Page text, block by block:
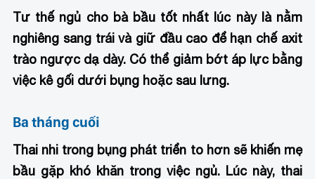
Tư thế ngủ cho bà bầutốt nhất lúc này là nằm
nghiêng sang trái và giữ đầu cao để hạn chế axit
trào ngược dạ dày. Có thể giảm bớt áp lực bằng
việc kê gối dưới bụng hoặc sau lưng.
Ba tháng cuối
Thai nhi trong bụng phát triển to hơn sẽ khiến mẹ
bầu gặp khó khăn trong việc ngủ. Lúc này, thai